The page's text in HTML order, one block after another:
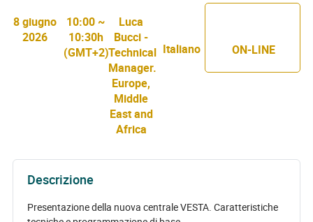
8 giugno
2026
10:00 ~
10:30h
(GMT+2)
Luca
Bucci -
Technical
Manager.
Europe,
Middle
East and
Africa
ON-LINE
Italiano
Descrizione
Presentazione della nuova centrale VESTA. Caratteristiche